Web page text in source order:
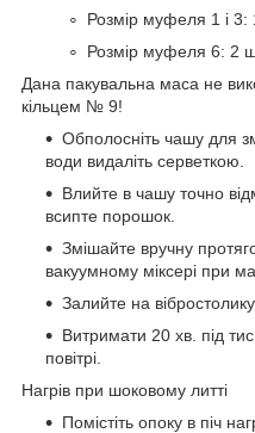
Розмір муфеля 1 і
Розмір муфеля 6: 2
Дана пакувальна маса не
кільцем № 9!
Обполосніть чашу для
води видаліть серветкою.
Влийте в чашу точно
всипте порошок.
Змішайте вручну
вакуумному міксері при
Залийте на
Витримати 20 хв. під
повітрі.
Нагрів при шоковому литті
Помістіть опоку в піч